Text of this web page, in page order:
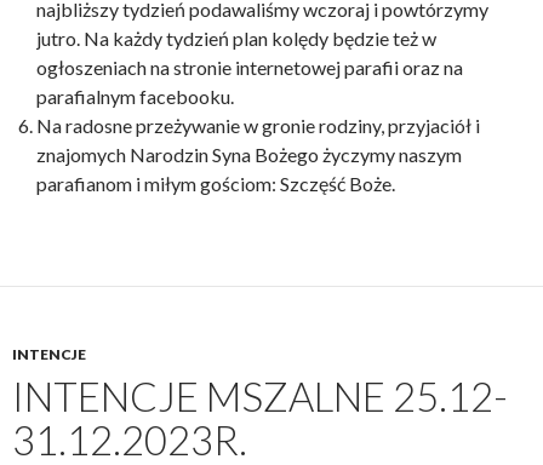
najbliższy tydzień podawaliśmy wczoraj i powtórzymy
jutro. Na każdy tydzień plan kolędy będzie też w
ogłoszeniach na stronie internetowej parafii oraz na
parafialnym facebooku.
Na radosne przeżywanie w gronie rodziny, przyjaciół i
znajomych Narodzin Syna Bożego życzymy naszym
parafianom i miłym gościom: Szczęść Boże.
INTENCJE
INTENCJE MSZALNE 25.12-
31.12.2023R.